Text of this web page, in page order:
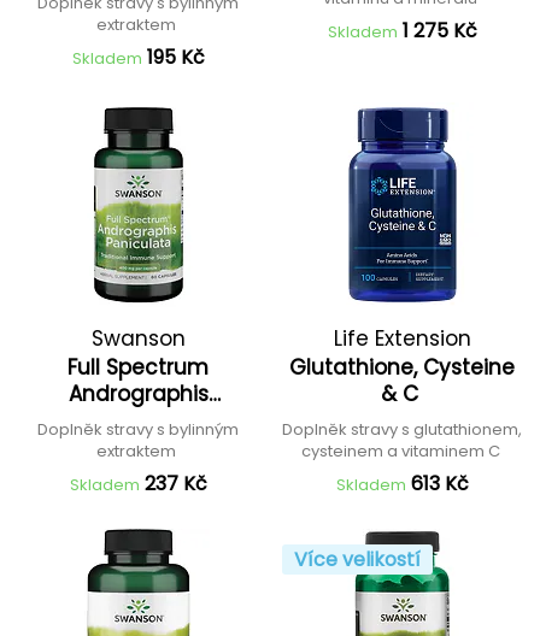
extraktem
Skladem 195 Kč
Skladem 1 275 Kč
Swanson
Full Spectrum
Andrographis
Paniculata
Doplněk stravy s bylinným
extraktem
Skladem 237 Kč
Life Extension
Glutathione, Cysteine
& C
Doplněk stravy s glutathionem,
cysteinem a vitaminem C
Skladem 613 Kč
Více velikostí